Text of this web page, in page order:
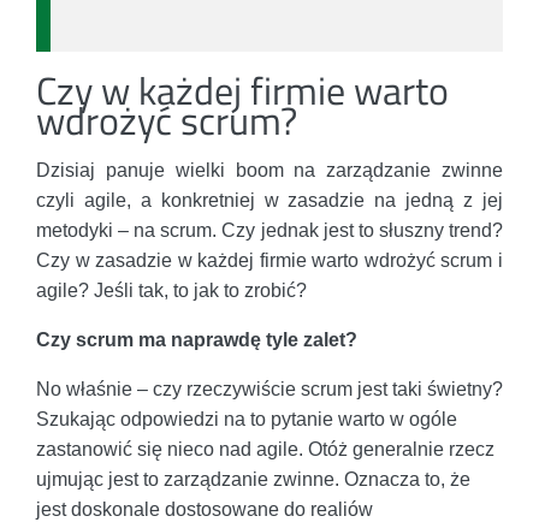
Czy w każdej firmie warto
wdrożyć scrum?
Dzisiaj panuje wielki boom na zarządzanie zwinne
czyli agile, a konkretniej w zasadzie na jedną z jej
metodyki – na scrum. Czy jednak jest to słuszny trend?
Czy w zasadzie w każdej firmie warto wdrożyć scrum i
agile? Jeśli tak, to jak to zrobić?
Czy scrum ma naprawdę tyle zalet?
No właśnie – czy rzeczywiście scrum jest taki świetny?
Szukając odpowiedzi na to pytanie warto w ogóle
zastanowić się nieco nad agile. Otóż generalnie rzecz
ujmując jest to zarządzanie zwinne. Oznacza to, że
jest doskonale dostosowane do realiów